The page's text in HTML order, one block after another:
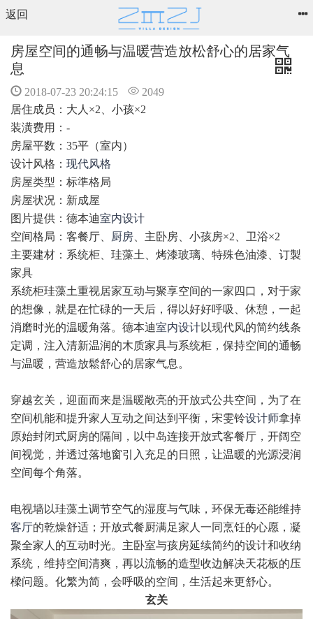
返回
房屋空间的通畅与温暖营造放松舒心的居家气
息
2018-07-23 20:24:15
2049
居住成员：大人×2、小孩×2
装潢费用：-
房屋平数：35平（室内）
设计风格： 现代风格
房屋类型：标準格局
房屋状况：新成屋
图片提供：德本迪室内设计
空间格局：客餐厅、
厨房 、主卧房、小孩房×2、卫浴×2
主要建材：系统柜、珪藻土、烤漆玻璃、特殊色油漆、订製
家具
系统柜珪藻土重视居家互动与聚享空间的一家四口，对于家
的想像，就是在忙碌的一天后，得以好好呼吸、休憩，一起
消磨时光的温暖角落。德本迪室内设计以现代风的简约线条
定调，注入清新温润的木质家具与系统柜，保持空间的通畅
与温暖，营造放鬆舒心的居家气息。
穿越玄关，迎面而来是温暖敞亮的开放式公共空间，为了在
空间机能和提升家人互动之间达到平衡，宋雯铃设计师拿掉
原始封闭式厨房的隔间，以中岛连接开放式客餐厅，开阔空
间视觉，并透过落地窗引入充足的日照，让温暖的光源浸润
空间每个角落。
电视墙以珪藻土调节空气的湿度与气味，环保无毒还能维持
客厅的乾燥舒适；开放式餐厨满足家人一同烹饪的心愿，凝
聚全家人的互动时光。主卧室与孩房延续简约的设计和收纳
系统，维持空间清爽，再以流畅的造型收边解决天花板的压
樑问题。化繁为简，会呼吸的空间，生活起来更舒心。
玄关